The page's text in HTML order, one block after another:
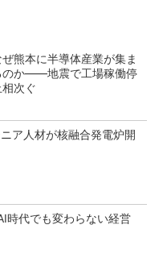
ぜ熊本に半導体産業が集ま
のか――地震で工場稼働停
相次ぐ
ア人材が核融合発電炉開
時代でも変わらない経営